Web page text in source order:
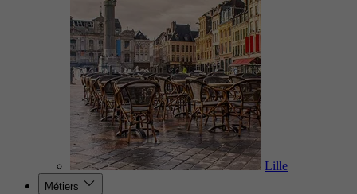
Lille
Métiers